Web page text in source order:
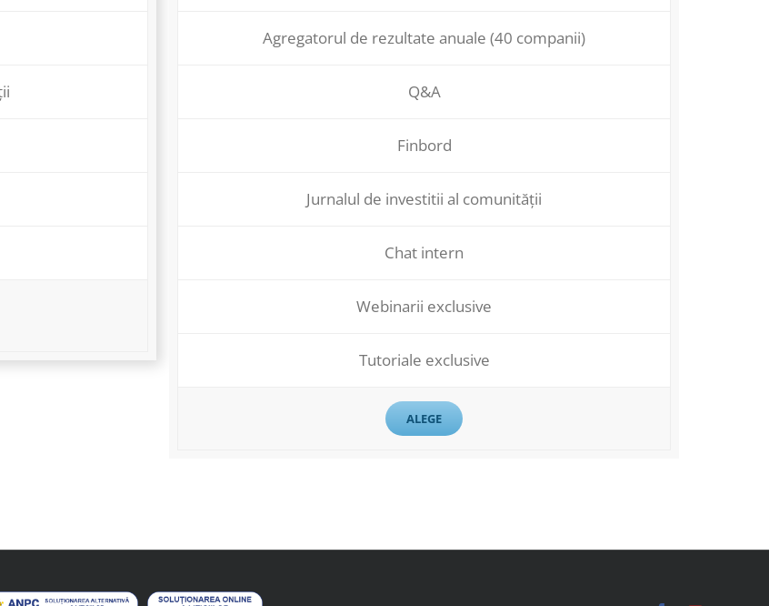
Agregatorul de rezultate anuale (40 companii)
Q&A
Finbord
Jurnalul de investitii al comunității
Chat intern
Webinarii exclusive
Tutoriale exclusive
ALEGE